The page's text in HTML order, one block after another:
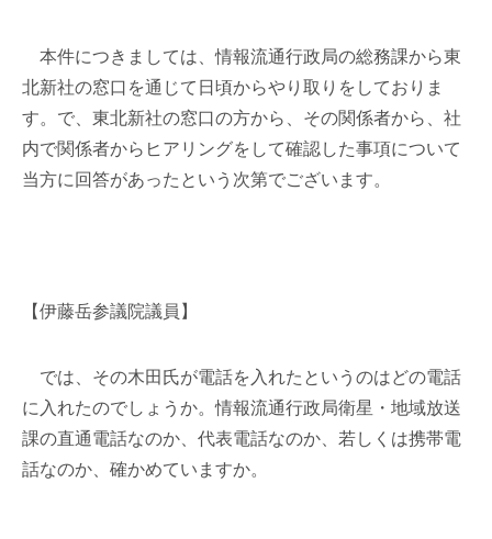
本件につきましては、情報流通行政局の総務課から東
北新社の窓口を通じて日頃からやり取りをしておりま
す。で、東北新社の窓口の方から、その関係者から、社
内で関係者からヒアリングをして確認した事項について
当方に回答があったという次第でございます。
【伊藤岳参議院議員】
では、その木田氏が電話を入れたというのはどの電話
に入れたのでしょうか。情報流通行政局衛星・地域放送
課の直通電話なのか、代表電話なのか、若しくは携帯電
話なのか、確かめていますか。